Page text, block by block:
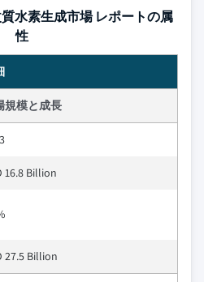
水素生成市場 レポートの属
性
規模と成長
16.8 Billion
27.5 Billion